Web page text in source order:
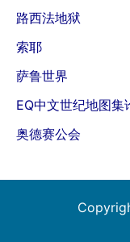
路西法地狱
索耶
萨鲁世界
EQ中文世纪地图集
奥德赛公会